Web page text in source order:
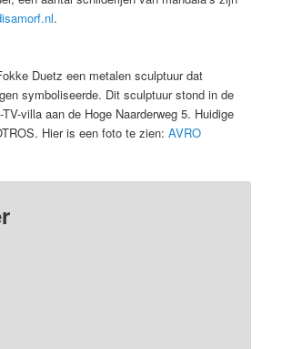
.
Duetz een metalen sculptuur dat
symboliseerde. Dit sculptuur stond in de
villa aan de Hoge Naarderweg 5. Huidige
Hier is een foto te zien:AVRO